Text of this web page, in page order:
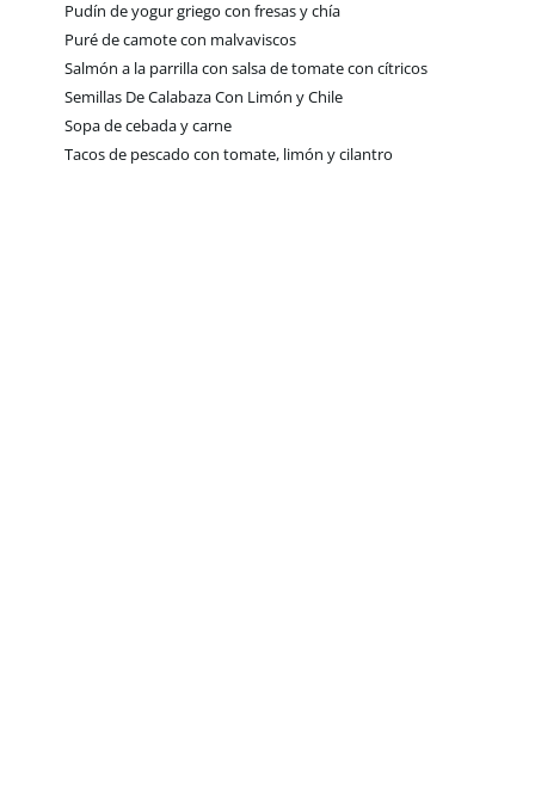
Pudín de yogur griego con fresas y chía
Puré de camote con malvaviscos
Salmón a la parrilla con salsa de tomate con cítricos
Semillas De Calabaza Con Limón y Chile
Sopa de cebada y carne
Tacos de pescado con tomate, limón y cilantro